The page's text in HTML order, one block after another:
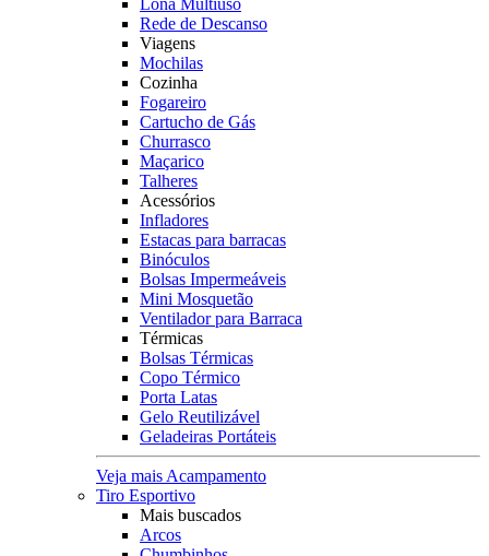
Lona Multiuso
Rede de Descanso
Viagens
Mochilas
Cozinha
Fogareiro
Cartucho de Gás
Churrasco
Maçarico
Talheres
Acessórios
Infladores
Estacas para barracas
Binóculos
Bolsas Impermeáveis
Mini Mosquetão
Ventilador para Barraca
Térmicas
Bolsas Térmicas
Copo Térmico
Porta Latas
Gelo Reutilizável
Geladeiras Portáteis
Veja mais Acampamento
Tiro Esportivo
Mais buscados
Arcos